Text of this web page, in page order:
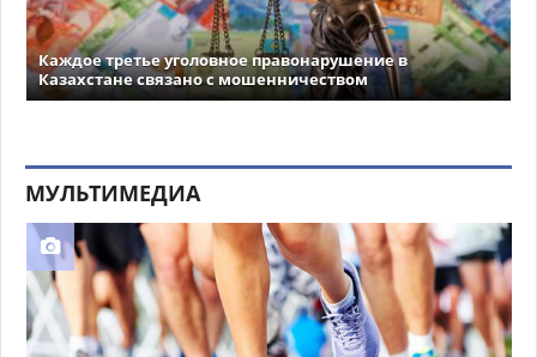
Каждое третье уголовное правонарушение в
Казахстане связано с мошенничеством
МУЛЬТИМЕДИА